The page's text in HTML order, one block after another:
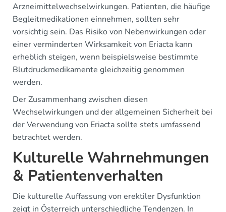
Arzneimittelwechselwirkungen. Patienten, die häufige
Begleitmedikationen einnehmen, sollten sehr
vorsichtig sein. Das Risiko von Nebenwirkungen oder
einer verminderten Wirksamkeit von Eriacta kann
erheblich steigen, wenn beispielsweise bestimmte
Blutdruckmedikamente gleichzeitig genommen
werden.
Der Zusammenhang zwischen diesen
Wechselwirkungen und der allgemeinen Sicherheit bei
der Verwendung von Eriacta sollte stets umfassend
betrachtet werden.
Kulturelle Wahrnehmungen
& Patientenverhalten
Die kulturelle Auffassung von erektiler Dysfunktion
zeigt in Österreich unterschiedliche Tendenzen. In